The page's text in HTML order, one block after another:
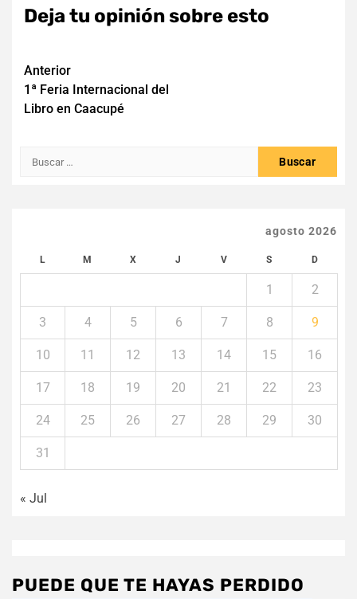
Deja tu opinión sobre esto
Navegación
de
Anterior
1ª Feria Internacional del
Libro en Caacupé
Buscar:
agosto 2026
L M X J V S D
1 2
3 4 5 6 7 8 9
10 11 12 13 14 15 16
17 18 19 20 21 22 23
24 25 26 27 28 29 30
31
« Jul
PUEDE QUE TE HAYAS PERDIDO